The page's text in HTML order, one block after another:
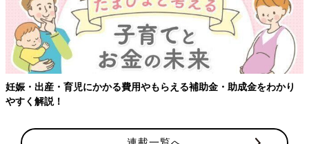
【ワクチン接種できるものも】妊婦の感染症対策、知っておいて！